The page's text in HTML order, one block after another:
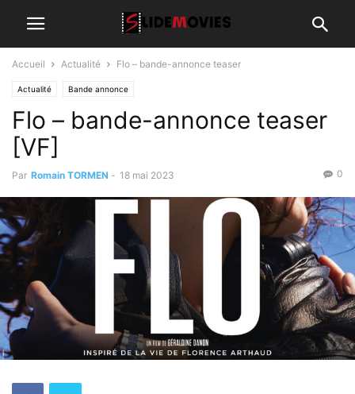
Accueil Actualité Flo – bande-annonce teaser
Actualité Bande annonce
Flo – bande-annonce teaser
[VF]
Par Romain TORMEN - 18 mai 2023 0